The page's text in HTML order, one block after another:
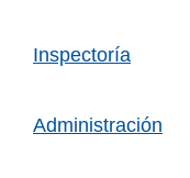
Inspectoría
Administración